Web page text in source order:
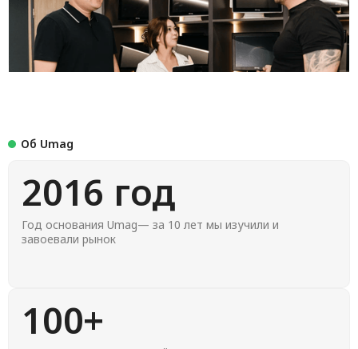
Об Umag
2016 год
Год основания Umag— за 10 лет мы изучили и
завоевали рынок
100+